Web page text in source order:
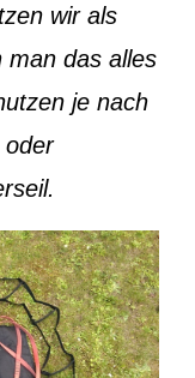
wir als
man das alles
je nach
oder